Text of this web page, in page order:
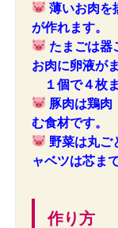
薄いお肉を
が作れます。
たまごは器
お肉に卵液が
１個で４枚ま
豚肉は鶏肉
む食材です。
野菜は丸ご
ャベツは芯ま
作り方